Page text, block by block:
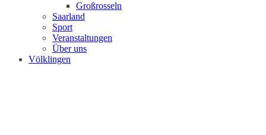
Großrosseln
Saarland
Sport
Veranstaltungen
Über uns
Völklingen